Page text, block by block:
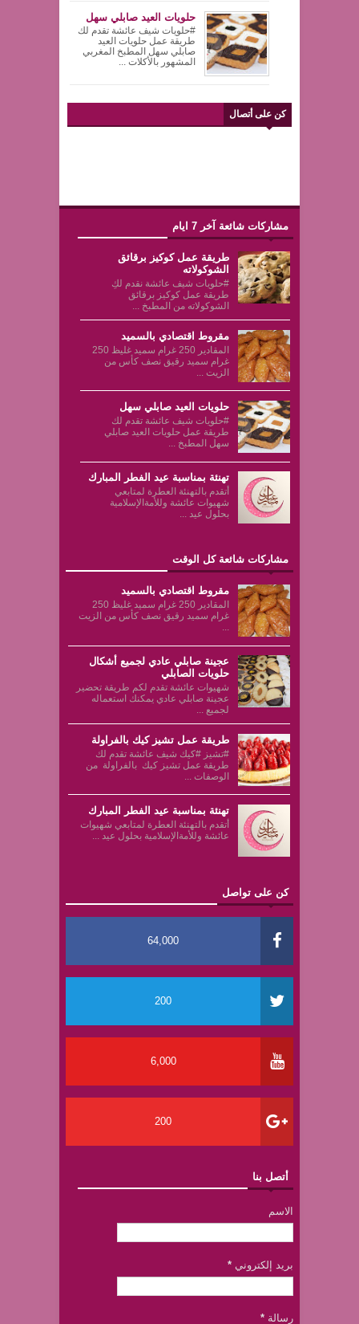
حلويات العيد صابلي سهل
#حلويات شيف عائشة تقدم لك
طريقة عمل حلويات العيد
صابلي سهل المطبخ المغربي
المشهور بالأكلات ...
كن على أتصال
مشاركات شائعة آخر 7 ايام
طريقة عمل كوكيز برقائق
الشوكولاته
#حلويات شيف عائشة نقدم لكِ
طريقة عمل كوكيز برقائق
الشوكولاته من المطبخ ...
مقروط اقتصادي بالسميد
المقادير 250 غرام سميد غليظ 250
غرام سميد رقيق نصف كأس من
الزيت ...
حلويات العيد صابلي سهل
#حلويات شيف عائشة تقدم لك
طريقة عمل حلويات العيد صابلي
سهل المطبخ ...
تهنئة بمناسبة عيد الفطر المبارك
أتقدم بالتهنئة العطرة لمتابعي
شهيوات عائشة وللأمةالإسلامية
بحلول عيد ...
مشاركات شائعة كل الوقت
مقروط اقتصادي بالسميد
المقادير 250 غرام سميد غليظ 250
غرام سميد رقيق نصف كأس من الزيت
...
عجينة صابلي عادي لجميع أشكال
حلويات الصابلي
شهيوات عائشة تقدم لكم طريقة تحضير
عجينة صابلي عادي يمكنك استعماله
لجميع ...
طريقة عمل تشيز كيك بالفراولة
#تشيز #كيك شيف عائشة تقدم لك
طريقة عمل تشيز كيك بالفراولة من
الوصفات ...
تهنئة بمناسبة عيد الفطر المبارك
أتقدم بالتهنئة العطرة لمتابعي شهيوات
عائشة وللأمةالإسلامية بحلول عيد ...
كن على تواصل
64,000
200
6,000
200
أتصل بنا
الاسم
بريد إلكتروني *
رسالة *